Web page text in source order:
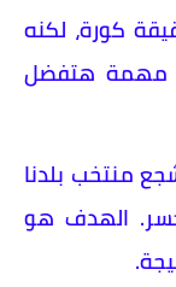
للمنتخب مش مجرد 90 دقيقة كورة، لكنه
مهمة هتفضل
منتخب بلدنا
خسر. الهدف هو